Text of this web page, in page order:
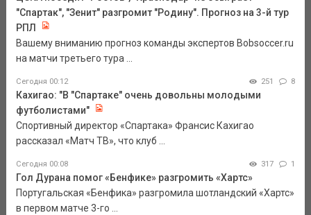
"Спартак", "Зенит" разгромит "Родину". Прогноз на 3-й тур
РПЛ
Вашему вниманию прогноз команды экспертов Bobsoccer.ru
на матчи третьего тура ...
Сегодня 00:12 251 8
Кахигао: "В "Спартаке" очень довольны молодыми
футболистами"
Спортивный директор «Спартака» Франсис Кахигао
рассказал «Матч ТВ», что клуб ...
Сегодня 00:08 317 1
Гол Дурана помог «Бенфике» разгромить «Хартс»
Португальская «Бенфика» разгромила шотландский «Хартс»
в первом матче 3-го ...